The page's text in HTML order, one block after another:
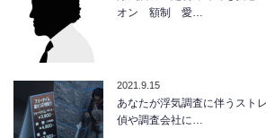
オン 額制 愛…
2021.9.15
あなたが浮気調査に伴うスト
偵や調査会社に…